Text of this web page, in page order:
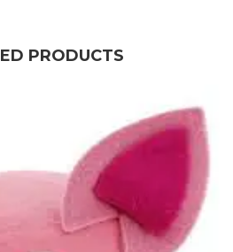
PRODUCTS